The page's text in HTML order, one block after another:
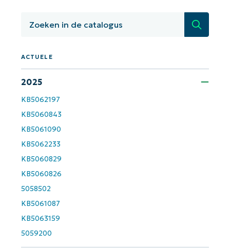
Zoeken
ACTUELE
2025
KB5062197
KB5060843
KB5061090
KB5062233
KB5060829
KB5060826
5058502
KB5061087
KB5063159
5059200
email*
Land
Company
name*